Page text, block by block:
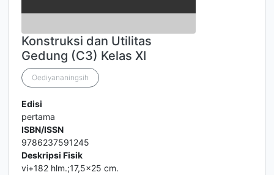
Konstruksi dan Utilitas
Gedung (C3) Kelas XI
Oediyananingsih
Edisi
pertama
ISBN/ISSN
9786237591245
Deskripsi Fisik
vi+182 hlm.;17,5x25 cm.